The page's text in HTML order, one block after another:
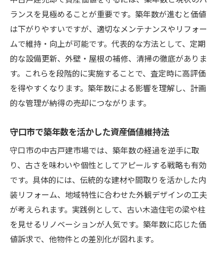
築年数を理解した中古戸建売却で納得取引
ランスを見極めることが重要です。築年数が進むと価値
は下がりやすいですが、適切なメンテナンスやリフォー
ムで維持・向上が可能です。代表的な方法として、定期
的な設備更新、外壁・屋根の補修、清掃の徹底がありま
す。これらを段階的に実施することで、査定時に高評価
を得やすくなります。築年数による影響を理解し、計画
的な管理が納得の売却につながります。
守口市で築年数を活かした資産価値維持法
守口市の中古戸建市場では、築年数の経過を逆手に取
り、古さを味わいや個性としてアピールする戦略も有効
です。具体的には、伝統的な建材や間取りを活かした内
装リフォーム、地域特性に合わせた外観デザインの工夫
が考えられます。実践例として、古い木造住宅の梁や柱
を見せるリノベーションが人気です。築年数に応じた価
値訴求で、他物件との差別化が図れます。